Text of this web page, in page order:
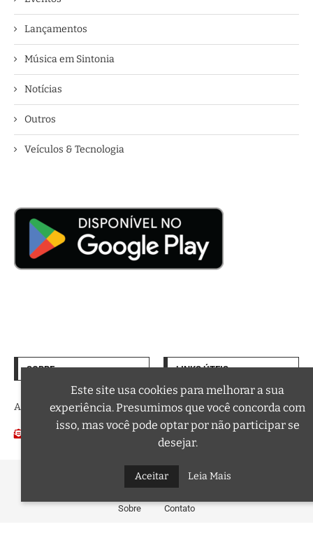
Lançamentos
Música em Sintonia
Notícias
Outros
Veículos & Tecnologia
SOBRE
A trilha sonora da sua vida
Email:
LINKS ÚTEIS
Termos de Uso
Política de Privacidade
Podcasts
@2026 – Todos os Direitos Reservados a Curta FM
Sobre Contato
Este site usa cookies para melhorar a sua
experiência. Presumimos que você concorda com
isso, mas você pode optar por não participar se
desejar.
Aceitar Leia Mais